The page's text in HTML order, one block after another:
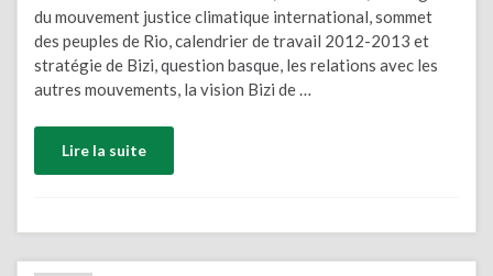
du mouvement justice climatique international, sommet
des peuples de Rio, calendrier de travail 2012-2013 et
stratégie de Bizi, question basque, les relations avec les
autres mouvements, la vision Bizi de …
Lire la suite